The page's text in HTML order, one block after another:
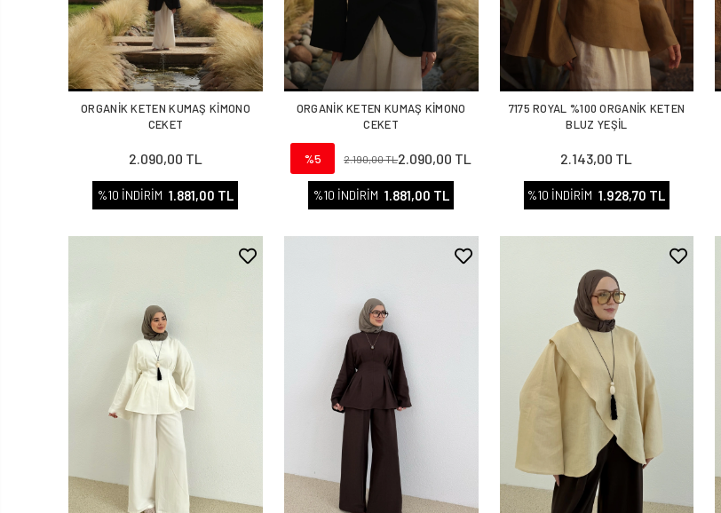
ORGANİK KETEN KUMAŞ KİMONO
CEKET
2.090,00 TL
%10 İNDİRİM 1.881,00 TL
ORGANİK KETEN KUMAŞ KİMONO
CEKET
%5 2.190,00 TL2.090,00 TL
%10 İNDİRİM 1.881,00 TL
7175 ROYAL %100 ORGANİK KETEN
BLUZ YEŞİL
2.143,00 TL
%10 İNDİRİM 1.928,70 TL